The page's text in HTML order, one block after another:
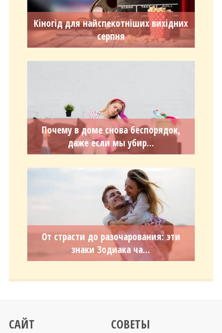
Кіногід для найспекотніших вихідних
серпня
Почему в доме снова беспорядок,
даже если мы убир...
От страсти до разочарования: эти
знаки Зодиака ча...
САЙТ СОВЕТЫ